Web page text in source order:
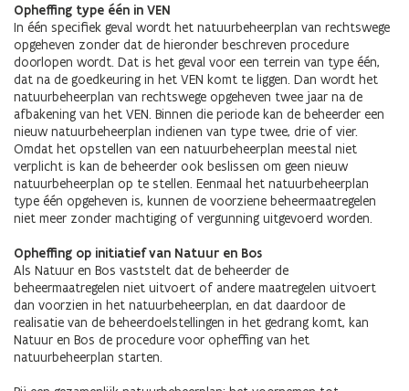
Opheffing type één in VEN
In één specifiek geval wordt het natuurbeheerplan van rechtswege
opgeheven zonder dat de hieronder beschreven procedure
doorlopen wordt. Dat is het geval voor een terrein van type één,
dat na de goedkeuring in het VEN komt te liggen. Dan wordt het
natuurbeheerplan van rechtswege opgeheven twee jaar na de
afbakening van het VEN. Binnen die periode kan de beheerder een
nieuw natuurbeheerplan indienen van type twee, drie of vier.
Omdat het opstellen van een natuurbeheerplan meestal niet
verplicht is kan de beheerder ook beslissen om geen nieuw
natuurbeheerplan op te stellen. Eenmaal het natuurbeheerplan
type één opgeheven is, kunnen de voorziene beheermaatregelen
niet meer zonder machtiging of vergunning uitgevoerd worden.
Opheffing op initiatief van Natuur en Bos
Als Natuur en Bos vaststelt dat de beheerder de
beheermaatregelen niet uitvoert of andere maatregelen uitvoert
dan voorzien in het natuurbeheerplan, en dat daardoor de
realisatie van de beheerdoelstellingen in het gedrang komt, kan
Natuur en Bos de procedure voor opheffing van het
natuurbeheerplan starten.